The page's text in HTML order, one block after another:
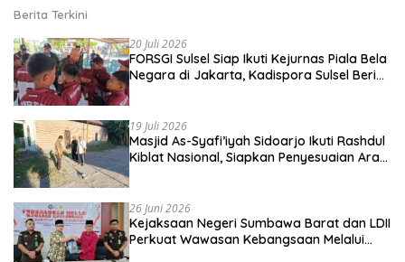
Berita Terkini
20 Juli 2026
FORSGI Sulsel Siap Ikuti Kejurnas Piala Bela
Negara di Jakarta, Kadispora Sulsel Beri
19 Juli 2026
Masjid As-Syafi’iyah Sidoarjo Ikuti Rashdul
Kiblat Nasional, Siapkan Penyesuaian Arah
26 Juni 2026
Kejaksaan Negeri Sumbawa Barat dan LDII
Perkuat Wawasan Kebangsaan Melalui